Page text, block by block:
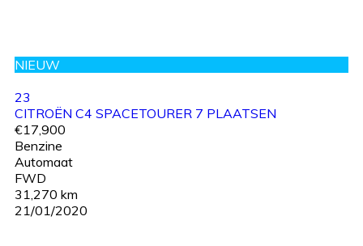
NIEUW
23
CITROËN C4 SPACETOURER 7 PLAATSEN
€17,900
Benzine
Automaat
FWD
31,270 km
21/01/2020